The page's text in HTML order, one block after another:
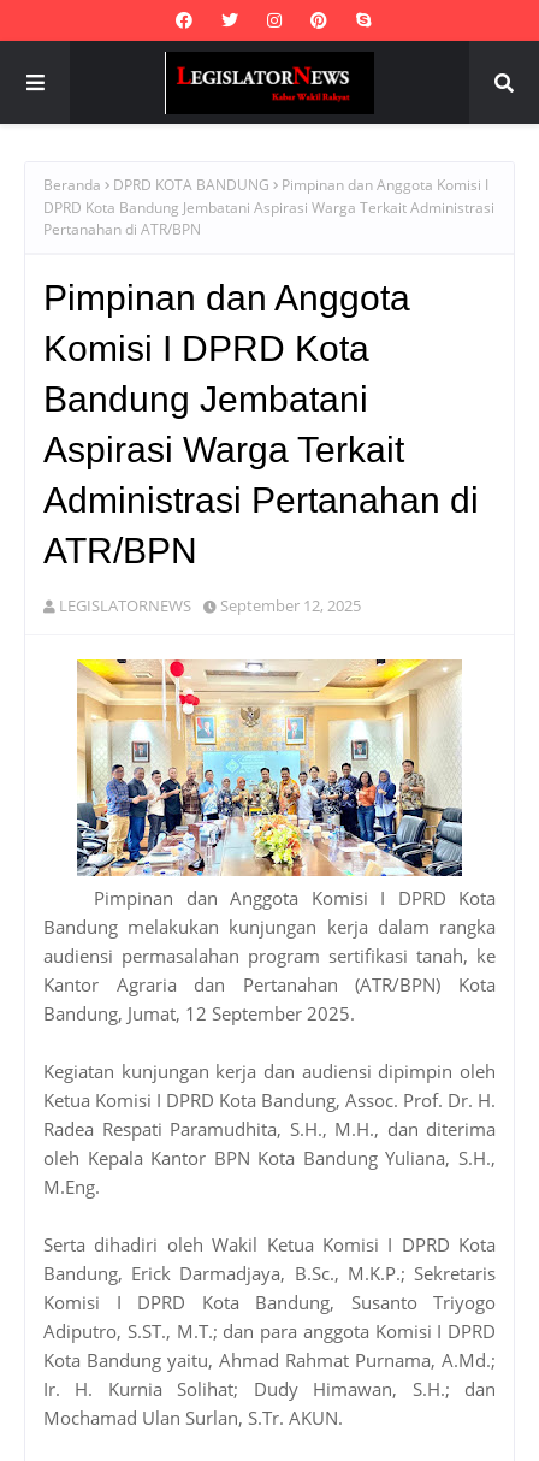
Beranda DPRD KOTA BANDUNG
Pimpinan dan Anggota Komisi I
DPRD Kota Bandung Jembatani Aspirasi Warga Terkait Administrasi
Pertanahan di ATR/BPN
Pimpinan dan Anggota
Komisi I DPRD Kota
Bandung Jembatani
Aspirasi Warga Terkait
Administrasi Pertanahan di
ATR/BPN
LEGISLATORNEWS September 12, 2025
Pimpinan dan Anggota Komisi I DPRD Kota
Bandung melakukan kunjungan kerja dalam rangka
audiensi permasalahan program sertifikasi tanah, ke
Kantor Agraria dan Pertanahan (ATR/BPN) Kota
Bandung, Jumat, 12 September 2025.
Kegiatan kunjungan kerja dan audiensi dipimpin oleh
Ketua Komisi I DPRD Kota Bandung, Assoc. Prof. Dr. H.
Radea Respati Paramudhita, S.H., M.H., dan diterima
oleh Kepala Kantor BPN Kota Bandung Yuliana, S.H.,
M.Eng.
Serta dihadiri oleh Wakil Ketua Komisi I DPRD Kota
Bandung, Erick Darmadjaya, B.Sc., M.K.P.; Sekretaris
Komisi I DPRD Kota Bandung, Susanto Triyogo
Adiputro, S.ST., M.T.; dan para anggota Komisi I DPRD
Kota Bandung yaitu, Ahmad Rahmat Purnama, A.Md.;
Ir. H. Kurnia Solihat; Dudy Himawan, S.H.; dan
Mochamad Ulan Surlan, S.Tr. AKUN.